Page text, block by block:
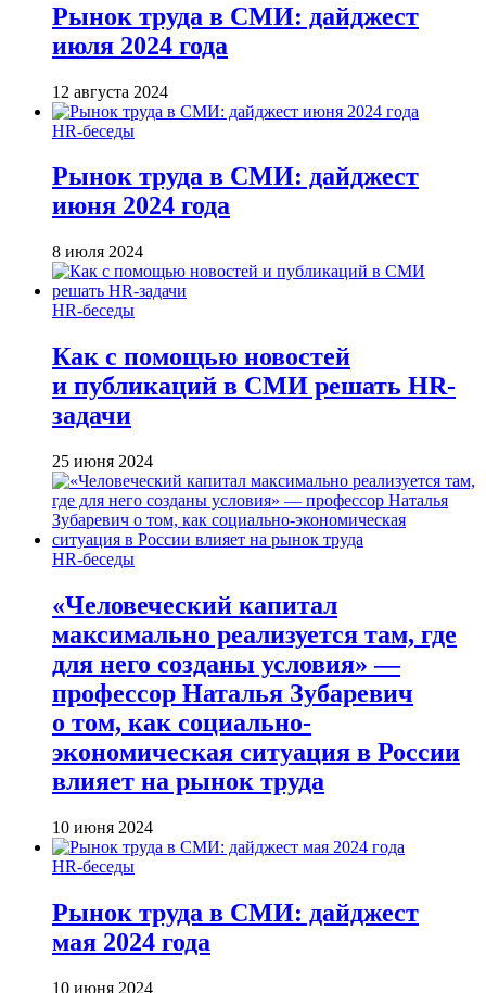
Рынок труда в СМИ: дайджест
июля 2024 года
12 августа 2024
HR-беседы
Рынок труда в СМИ: дайджест
июня 2024 года
8 июля 2024
HR-беседы
Как с помощью новостей
и публикаций в СМИ решать HR-
задачи
25 июня 2024
HR-беседы
«Человеческий капитал
максимально реализуется там, где
для него созданы условия» —
профессор Наталья Зубаревич
о том, как социально-
экономическая ситуация в России
влияет на рынок труда
10 июня 2024
HR-беседы
Рынок труда в СМИ: дайджест
мая 2024 года
10 июня 2024